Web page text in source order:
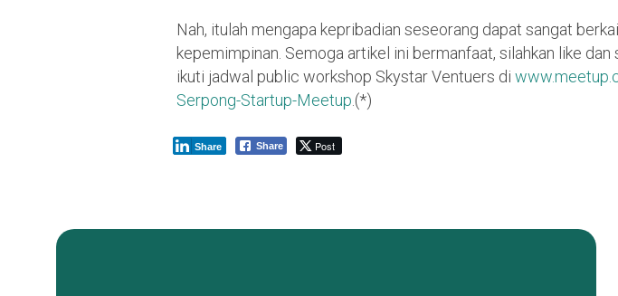
Nah, itulah mengapa kepribadian seseorang dapat sangat
kepemimpinan. Semoga artikel ini bermanfaat, silahkan like dan
ikuti jadwal public workshop Skystar Ventuers di
Serpong-Startup-Meetup .(*)
Share Post
Share